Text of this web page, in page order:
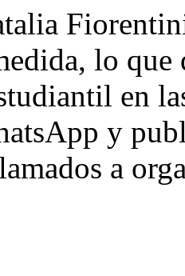
lo
en
y
a